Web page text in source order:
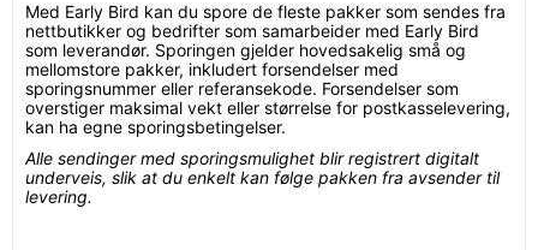
Med Early Bird kan du spore de fleste pakker som sendes fra
nettbutikker og bedrifter som samarbeider med Early Bird
som leverandør. Sporingen gjelder hovedsakelig små og
mellomstore pakker, inkludert forsendelser med
sporingsnummer eller referansekode. Forsendelser som
overstiger maksimal vekt eller størrelse for postkasselevering,
kan ha egne sporingsbetingelser.
Alle sendinger med sporingsmulighet blir registrert digitalt
underveis, slik at du enkelt kan følge pakken fra avsender til
levering.